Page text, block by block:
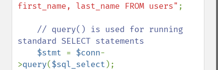
first_name, last_name FROM users" ;
// query() is used for running
standard SELECT statements
$stmt = $conn-
>query($sql_select );